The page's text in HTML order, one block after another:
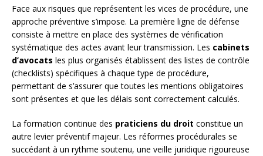
Face aux risques que représentent les vices de procédure, une
approche préventive s’impose. La première ligne de défense
consiste à mettre en place des systèmes de vérification
systématique des actes avant leur transmission. Les cabinets
d’avocats les plus organisés établissent des listes de contrôle
(checklists) spécifiques à chaque type de procédure,
permettant de s’assurer que toutes les mentions obligatoires
sont présentes et que les délais sont correctement calculés.
La formation continue des praticiens du droit constitue un
autre levier préventif majeur. Les réformes procédurales se
succédant à un rythme soutenu, une veille juridique rigoureuse